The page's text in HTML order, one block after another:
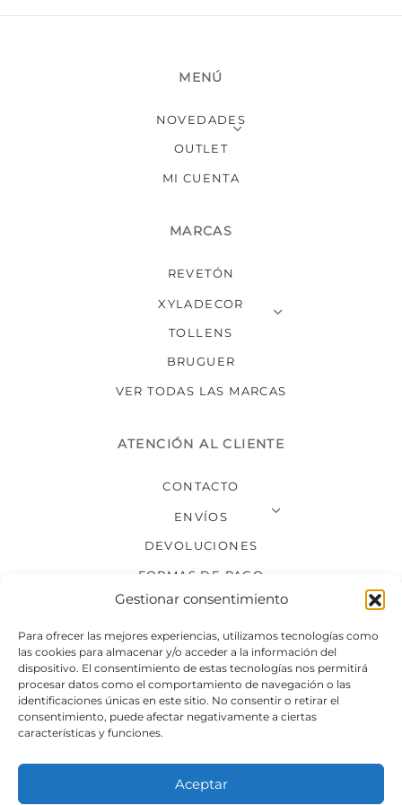
Gestionar consentimiento
Para ofrecer las mejores experiencias, utilizamos tecnologías como
las cookies para almacenar y/o acceder a la información del
dispositivo. El consentimiento de estas tecnologías nos permitirá
procesar datos como el comportamiento de navegación o las
identificaciones únicas en este sitio. No consentir o retirar el
consentimiento, puede afectar negativamente a ciertas
características y funciones.
Aceptar
MENÚ
NOVEDADES
OUTLET
MI CUENTA
MARCAS
REVETÓN
XYLADECOR
TOLLENS
BRUGUER
VER TODAS LAS MARCAS
ATENCIÓN AL CLIENTE
CONTACTO
ENVÍOS
DEVOLUCIONES
FORMAS DE PAGO
SÍGUENOS